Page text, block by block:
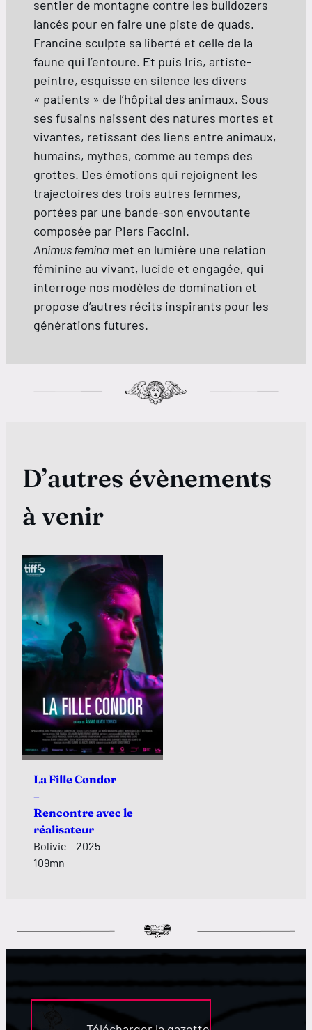
sentier de montagne contre les bulldozers
lancés pour en faire une piste de quads.
Francine sculpte sa liberté et celle de la
faune qui l’entoure. Et puis Iris, artiste-
peintre, esquisse en silence les divers
« patients » de l’hôpital des animaux. Sous
ses fusains naissent des natures mortes et
vivantes, retissant des liens entre animaux,
humains, mythes, comme au temps des
grottes. Des émotions qui rejoignent les
trajectoires des trois autres femmes,
portées par une bande-son envoutante
composée par Piers Faccini.
Animus femina met en lumière une relation
féminine au vivant, lucide et engagée, qui
interroge nos modèles de domination et
propose d’autres récits inspirants pour les
générations futures.
D’autres évènements
à venir
La Fille Condor
–
Rencontre avec le
réalisateur
Bolivie – 2025
109mn